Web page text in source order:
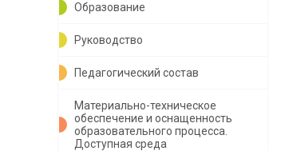
Образование
Руководство
Педагогический состав
Материально-техническое
обеспечение и оснащенность
образовательного процесса.
Доступная среда